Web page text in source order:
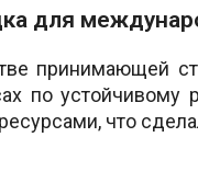
для
принимающей
по устойчивому
что